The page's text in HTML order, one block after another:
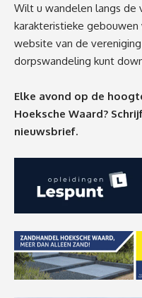
Wilt u wandelen langs de
karakteristieke
website van de vereniging
dorpswandeling kunt
Elke avond op de
Hoeksche Waard?
nieuwsbrief.